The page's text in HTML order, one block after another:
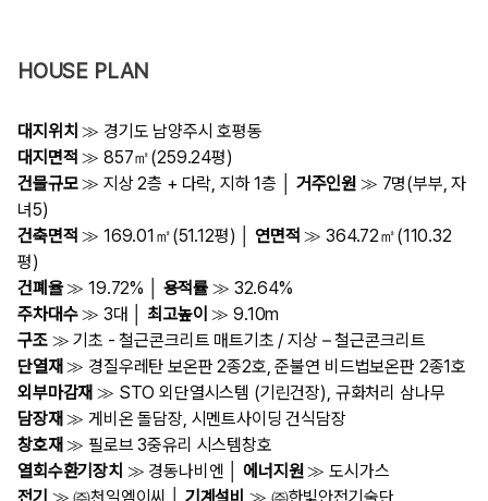
HOUSE PLAN
대지위치 ≫ 경기도 남양주시 호평동
대지면적 ≫ 857㎡(259.24평)
건물규모≫ 지상 2층 + 다락, 지하 1층 │ 거주인원 ≫ 7명(부부, 자
녀5)
건축면적 ≫ 169.01㎡(51.12평) │연면적 ≫ 364.72㎡(110.32
평)
건폐율≫ 19.72% │ 용적률 ≫ 32.64%
주차대수≫ 3대 │ 최고높이 ≫ 9.10m
구조≫ 기초 - 철근콘크리트 매트기초 / 지상 – 철근콘크리트
단열재 ≫ 경질우레탄 보온판 2종2호, 준불연 비드법보온판 2종1호
외부마감재 ≫ STO 외단열시스템 (기린건장), 규화처리 삼나무
담장재 ≫ 게비온 돌담장, 시멘트사이딩 건식담장
창호재 ≫ 필로브 3중유리 시스템창호
열회수환기장치 ≫ 경동나비엔 │에너지원≫ 도시가스
전기 ≫ ㈜천일엠이씨 │ 기계설비 ≫ ㈜한빛안전기술단